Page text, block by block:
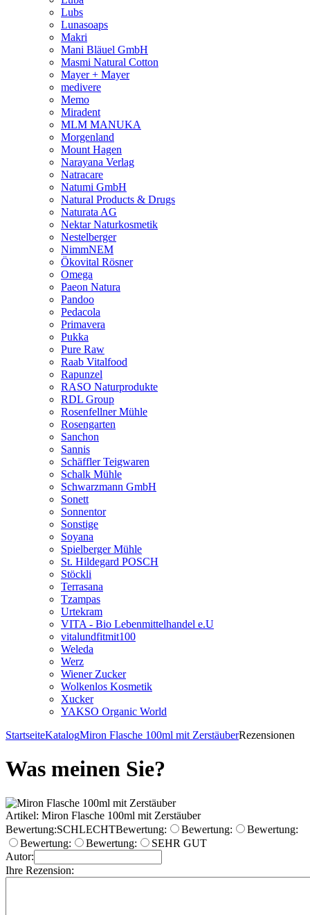
Lubs
Lunasoaps
Makri
Mani Bläuel GmbH
Masmi Natural Cotton
Mayer + Mayer
medivere
Memo
Miradent
MLM MANUKA
Morgenland
Mount Hagen
Narayana Verlag
Natracare
Natumi GmbH
Natural Products & Drugs
Naturata AG
Nektar Naturkosmetik
Nestelberger
NimmNEM
Ökovital Rösner
Omega
Paeon Natura
Pandoo
Pedacola
Primavera
Pukka
Pure Raw
Raab Vitalfood
Rapunzel
RASO Naturprodukte
RDL Group
Rosenfellner Mühle
Rosengarten
Sanchon
Sannis
Schäffler Teigwaren
Schalk Mühle
Schwarzmann GmbH
Sonett
Sonnentor
Sonstige
Soyana
Spielberger Mühle
St. Hildegard POSCH
Stöckli
Terrasana
Tzampas
Urtekram
VITA - Bio Lebenmittelhandel e.U
vitalundfitmit100
Weleda
Werz
Wiener Zucker
Wolkenlos Kosmetik
Xucker
YAKSO Organic World
StartseiteKatalogMiron Flasche 100ml mit ZerstäuberRezensionen
Was meinen Sie?
Artikel: Miron Flasche 100ml mit Zerstäuber
Bewertung:SCHLECHTBewertung: Bewertung:
Bewertung:
Bewertung:
Bewertung:
SEHR GUT
Autor:
Ihre Rezension: